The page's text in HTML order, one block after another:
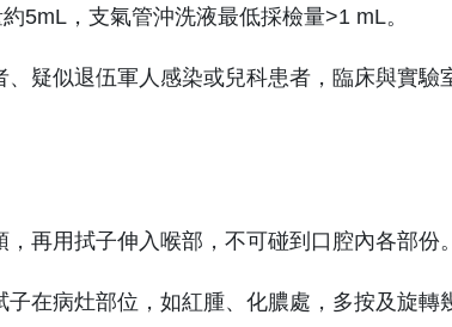
5mL，支氣管沖洗液最低採檢量>1 mL。
、疑似退伍軍人感染或兒科患者，臨床與實
，再用拭子伸入喉部，不可碰到口腔內各部份
子在病灶部位，如紅腫、化膿處，多按及旋轉